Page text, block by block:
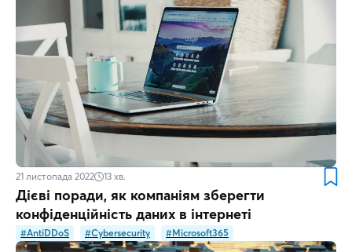
21 листопада 2022 13 хв.
Дієві поради, як компаніям зберегти
конфіденційність даних в інтернеті
#AntiDDoS #Cybersecurity #Microsoft365